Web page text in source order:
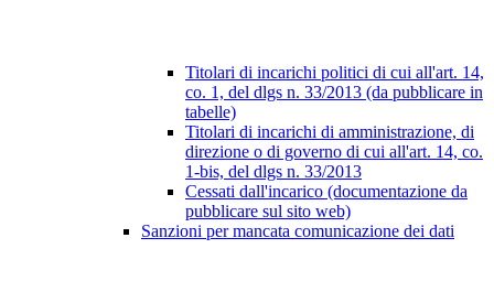
Titolari di incarichi politici di cui all'art. 14,
co. 1, del dlgs n. 33/2013 (da pubblicare in
tabelle)
Titolari di incarichi di amministrazione, di
direzione o di governo di cui all'art. 14, co.
1-bis, del dlgs n. 33/2013
Cessati dall'incarico (documentazione da
pubblicare sul sito web)
Sanzioni per mancata comunicazione dei dati